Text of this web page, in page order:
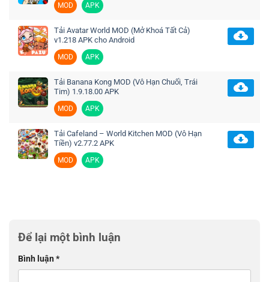
MOD APK
Tải Avatar World MOD (Mở Khoá Tất Cả)
v1.218 APK cho Android
MOD APK
Tải Banana Kong MOD (Vô Hạn Chuối, Trái
Tim) 1.9.18.00 APK
MOD APK
Tải Cafeland – World Kitchen MOD (Vô Hạn
Tiền) v2.77.2 APK
MOD APK
Để lại một bình luận
Bình luận*